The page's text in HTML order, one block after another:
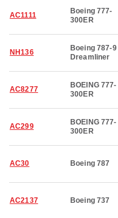
AC1111
Boeing 777-
300ER
NH136
Boeing 787-9
Dreamliner
AC8277
BOEING 777-
300ER
AC299
BOEING 777-
300ER
AC30 Boeing 787
AC2137 Boeing 737